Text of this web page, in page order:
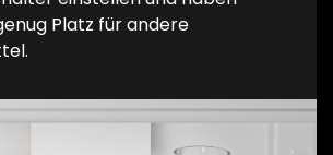
Platz für andere